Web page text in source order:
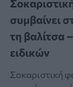
συμβαίνει
τη βαλίτσα
ειδικών
Σοκαριστική